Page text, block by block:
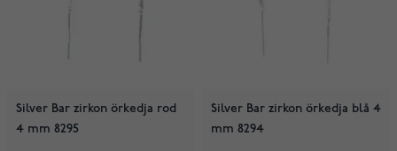
Silver Bar zirkon örkedja rod
4 mm 8295
Silver Bar zirkon örkedja blå 4
mm 8294